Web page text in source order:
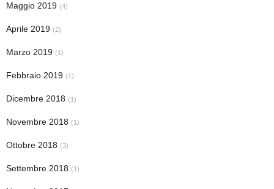
Maggio 2019 (4)
Aprile 2019 (2)
Marzo 2019 (1)
Febbraio 2019 (1)
Dicembre 2018 (1)
Novembre 2018 (1)
Ottobre 2018 (3)
Settembre 2018 (1)